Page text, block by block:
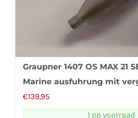
Graupner 1407 OS MAX 21
Marine ausfuhrung mit
€139,95
1 op voorraad